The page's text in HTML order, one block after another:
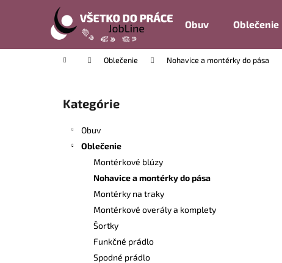
Obuv Oblečenie
Domov Oblečenie Nohavice a montérky do pása
Preskočiť
kategórie
Kategórie
Obuv
Oblečenie
Montérkové blúzy
Nohavice a montérky do pása
Montérky na traky
Montérkové overály a komplety
Šortky
Funkčné prádlo
Spodné prádlo
í
Späť
do
Späť
do